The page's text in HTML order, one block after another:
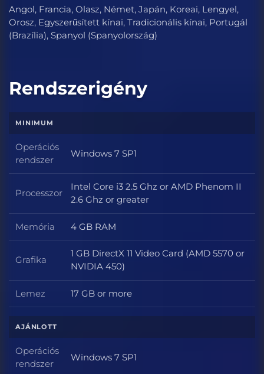
Angol, Francia, Olasz, Német, Japán, Koreai, Lengyel,
Orosz, Egyszerűsített kínai, Tradicionális kínai, Portugál
(Brazília), Spanyol (Spanyolország)
Rendszerigény
MINIMUM
Operációs
rendszer
Operációs rendszer
Windows 7 SP1
Processzor Processzor
Intel Core i3 2.5 Ghz or AMD Phenom II
2.6 Ghz or greater
Memória Memória
4 GB RAM
Grafika Grafika
1 GB DirectX 11 Video Card (AMD 5570 or
NVIDIA 450)
Lemez Lemez
17 GB or more
AJÁNLOTT
Operációs
rendszer
Operációs rendszer
Windows 7 SP1